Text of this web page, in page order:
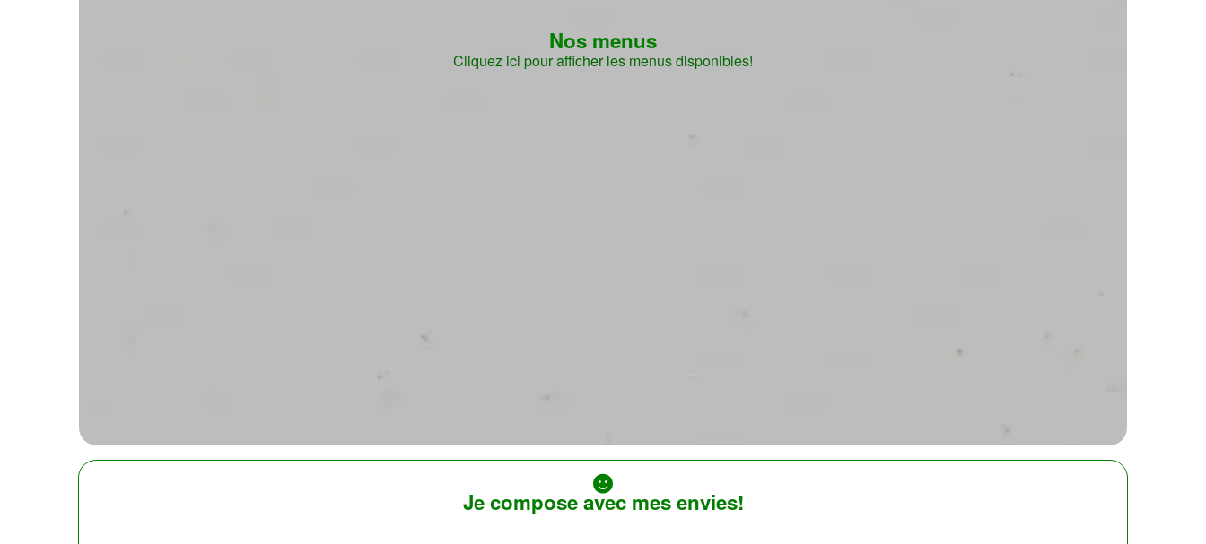
Nos menus
Cliquez ici pour afficher les menus disponibles!
Je compose avec mes envies!